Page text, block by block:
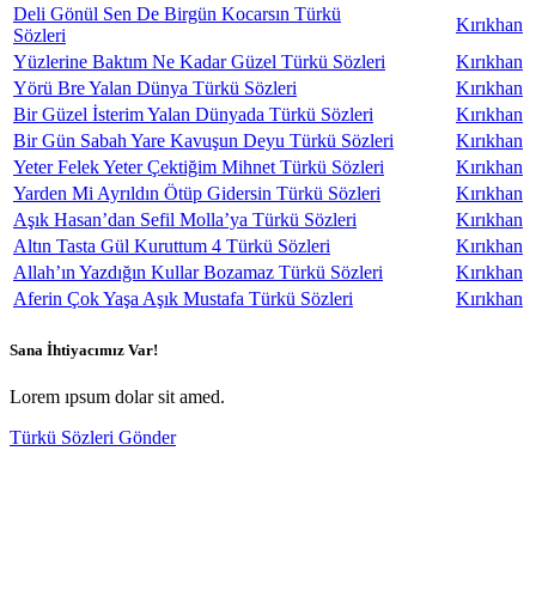
Deli Gönül Sen De Birgün Kocarsın Türkü
Sözleri
Kırıkhan
Yüzlerine Baktım Ne Kadar Güzel Türkü Sözleri
Kırıkhan
Yörü Bre Yalan Dünya Türkü Sözleri
Kırıkhan
Bir Güzel İsterim Yalan Dünyada Türkü Sözleri
Kırıkhan
Bir Gün Sabah Yare Kavuşun Deyu Türkü Sözleri
Kırıkhan
Yeter Felek Yeter Çektiğim Mihnet Türkü Sözleri
Kırıkhan
Yarden Mi Ayrıldın Ötüp Gidersin Türkü Sözleri
Kırıkhan
Aşık Hasan’dan Sefil Molla’ya Türkü Sözleri
Kırıkhan
Altın Tasta Gül Kuruttum 4 Türkü Sözleri
Kırıkhan
Allah’ın Yazdığın Kullar Bozamaz Türkü Sözleri
Kırıkhan
Aferin Çok Yaşa Aşık Mustafa Türkü Sözleri
Kırıkhan
Sana İhtiyacımız Var!
Lorem ıpsum dolar sit amed.
Türkü Sözleri Gönder